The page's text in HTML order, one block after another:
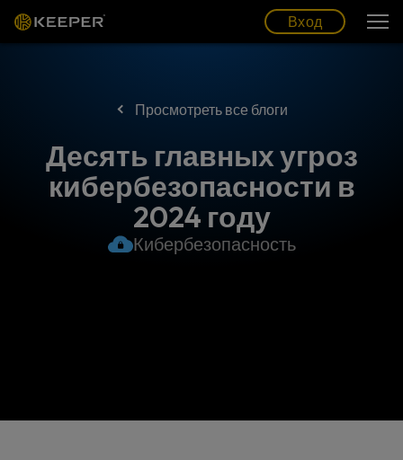
Вход
Просмотреть все блоги
Десять главных угроз
кибербезопасности в
2024 году
Кибербезопасность